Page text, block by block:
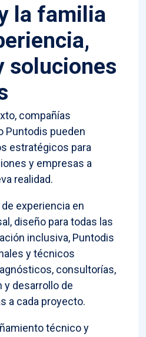
la familia
soluciones
compañías
Puntodis pueden
estratégicos para
y empresas a
realidad.
experiencia en
diseño para todas las
inclusiva, Puntodis
y técnicos
consultorías,
y desarrollo de
a cada proyecto.
técnico y